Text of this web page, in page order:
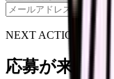
NEXT ACTION FOR
応募が来ない